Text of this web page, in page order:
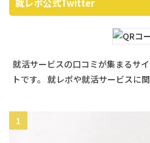
就レポ公式Twitter
就活サービスの口コミが集まるサ
トです。 就レポや就活サービスに